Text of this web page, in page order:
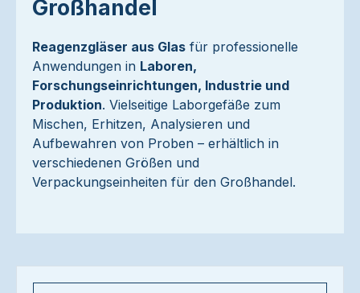
Großhandel
Reagenzgläser aus Glas für professionelle
Anwendungen in Laboren,
Forschungseinrichtungen, Industrie und
Produktion. Vielseitige Laborgefäße zum
Mischen, Erhitzen, Analysieren und
Aufbewahren von Proben – erhältlich in
verschiedenen Größen und
Verpackungseinheiten für den Großhandel.